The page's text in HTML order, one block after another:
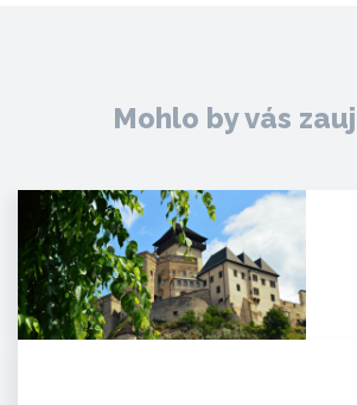
Mohlo by vás